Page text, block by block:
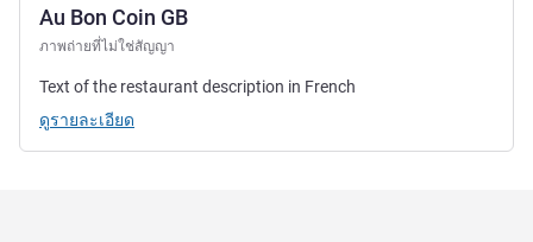
Au Bon Coin GB
ภาพถ่ายที่ไม่ใช่สัญญา
Text of the restaurant description in French
ดูรายละเอียด